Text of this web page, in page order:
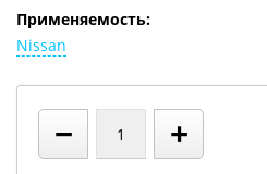
Применяемость:
Nissan
− +